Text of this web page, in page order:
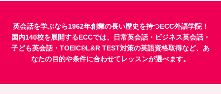
英会話を学ぶなら1962年創業の長い歴史を持つECC外語学院！
国内140校を展開するECCでは、
日常英会話・ ビジネス英会話・
子ども英会話・ TOEIC®L&R TEST対策の英語資格取得など、あ
なたの目的や条件に合わせてレッスンが選べます。